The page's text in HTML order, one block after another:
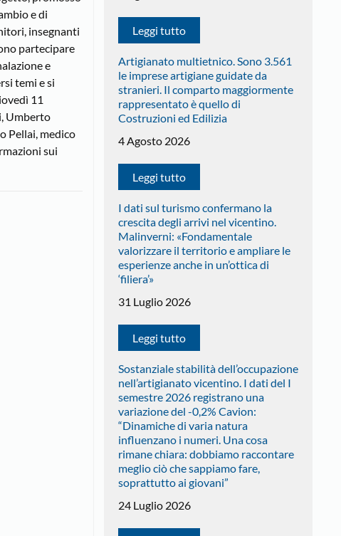
e di
insegnanti
partecipare
e
temi e si
11
Umberto
Pellai, medico
sui
Leggi tutto
Artigianato multietnico. Sono 3.561
le imprese artigiane guidate da
stranieri. Il comparto maggiormente
rappresentato è quello di
Costruzioni ed Edilizia
4 Agosto 2026
Leggi tutto
I dati sul turismo confermano la
crescita degli arrivi nel vicentino.
Malinverni: «Fondamentale
valorizzare il territorio e ampliare le
esperienze anche in un’ottica di
‘filiera’»
31 Luglio 2026
Leggi tutto
Sostanziale stabilità dell’occupazione
nell’artigianato vicentino. I dati del I
semestre 2026 registrano una
variazione del -0,2% Cavion:
“Dinamiche di varia natura
influenzano i numeri. Una cosa
rimane chiara: dobbiamo raccontare
meglio ciò che sappiamo fare,
soprattutto ai giovani”
24 Luglio 2026